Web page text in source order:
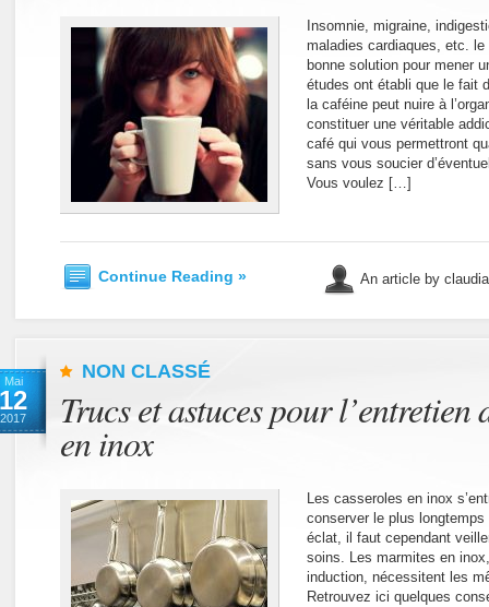
Insomnie, migraine,
maladies cardiaques, etc.
bonne solution pour mener
études ont établi que le fait
la caféine peut nuire à
constituer une véritable
café qui vous permettront
sans vous soucier
Vous voulez […]
Continue Reading » An article by
Mai
12
2017
NON CLASSÉ
Trucs et astuces pour l’entretien
en inox
Les casseroles en inox
conserver le plus
éclat, il faut cependant
soins. Les marmites en
induction, nécessitent les
Retrouvez ici quelques